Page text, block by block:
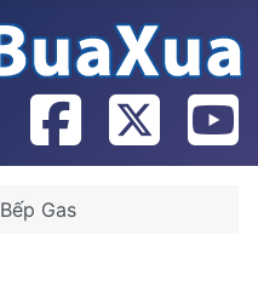
Bếp Gas